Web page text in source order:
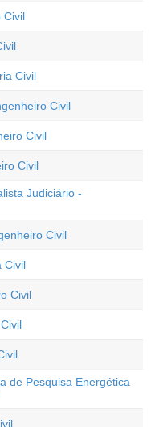
Civil
Civil
Civil
Civil
Civil
Judiciário -
Civil
Civil
Civil
de Pesquisa Energética